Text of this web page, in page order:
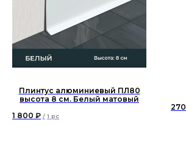
Плинтус алюминиевый ПЛ80
высота 8 см. Белый матовый
1 800 ₽ / 1 pc
270